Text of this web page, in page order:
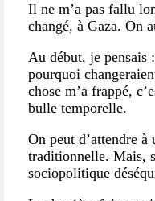
Il ne m’a pas fallu
changé, à Gaza. On
Au début, je pensais
pourquoi
chose m’a frappé,
bulle temporelle.
On peut d’attendre
traditionnelle. Mais,
sociopolitique